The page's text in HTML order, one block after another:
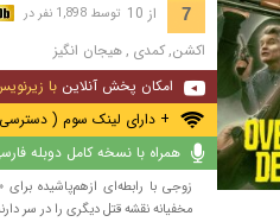
7 از 10 توسط 1,898 نفر در
اکشن,کمدی ,هیجان انگیز
امکان پخش آنلاین با
+ دارای لینک سوم (
همراه با نسخه کامل دوبله
زوجی با رابطه‌ای ازهم‌پاشیده برای
مخفیانه نقشه قتل دیگری را در سر